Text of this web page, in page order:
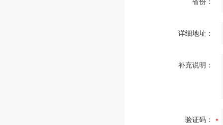
详细地址：
补充说明：
验证码：